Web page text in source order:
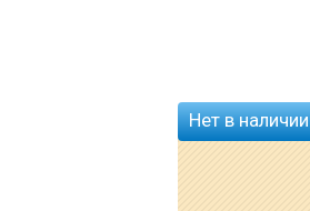
Нет в наличии